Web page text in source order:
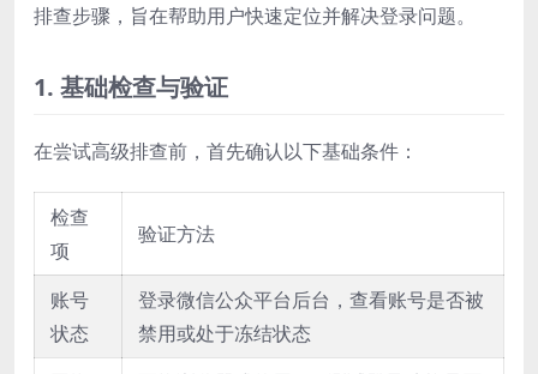
排查步骤，旨在帮助用户快速定位并解决登录问题。
1. 基础检查与验证
在尝试高级排查前，首先确认以下基础条件：
检查
项
验证方法
账号
状态
登录微信公众平台后台，查看账号是否被
禁用或处于冻结状态